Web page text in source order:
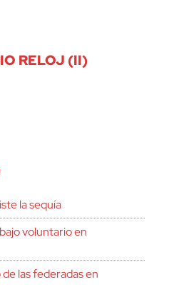
RELOJ (II)
la sequía
voluntario en
las federadas en